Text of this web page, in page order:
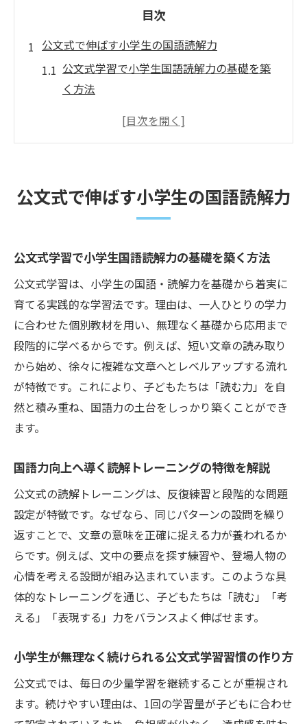
目次
公文式で伸ばす小学生の国語読解力
公文式学習で小学生国語読解力の基礎を築
く方法
国語力向上へ導く読解トレーニングの特徴
読解力が伸びる公文式の具体的な進め方と
ツ
公文式で育つ小学生の自信と読解力の変化
読解力向上へ導く家庭学習の工夫とは
家庭でできる国語読解力強化の工夫を徹底
解説
親子で取り組む読解トレーニングの実践方
法
読解力を伸ばす日常会話と問いかけの活用
法
家庭学習で国語力を高める教材選びのコツ
読解力向上に役立つ家庭での継続的な習慣
作り
国語力が育つ小学生時代の学び方を解説
小学生時代に身につく国語読解力の重要性
を知る
読解力が育つ小学生向けトレーニングの工
夫
国語学習で思考力と表現力を同時に伸ばす
公文式で伸ばす小学生の国語読解力
公文式学習で小学生国語読解力の基礎を築く方法
公文式学習は、小学生の国語・読解力を基礎から着実に
育てる実践的な学習法です。理由は、一人ひとりの学力
に合わせた個別教材を用い、無理なく基礎から応用まで
段階的に学べるからです。例えば、短い文章の読み取り
から始め、徐々に複雑な文章へとレベルアップする流れ
が特徴です。これにより、子どもたちは「読む力」を自
然と積み重ね、国語力の土台をしっかり築くことができ
ます。
国語力向上へ導く読解トレーニングの特徴を解説
公文式の読解トレーニングは、反復練習と段階的な問題
設定が特徴です。なぜなら、同じパターンの設問を繰り
返すことで、文章の意味を正確に捉える力が養われるか
らです。例えば、文中の要点を探す練習や、登場人物の
心情を考える設問が組み込まれています。このような具
体的なトレーニングを通じ、子どもたちは「読む」「考
える」「表現する」力をバランスよく伸ばせます。
小学生が無理なく続けられる公文式学習習慣の作り方
公文式では、毎日の少量学習を継続することが重視され
ます。続けやすい理由は、1回の学習量が子どもに合わせ